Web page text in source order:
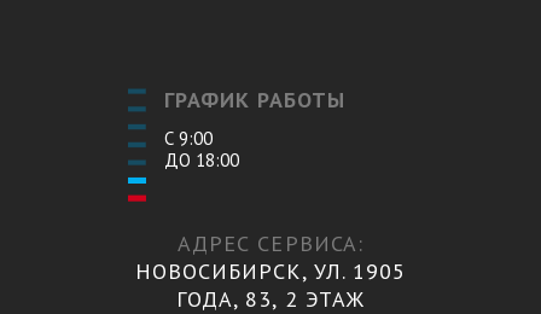
ГРАФИК РАБОТЫ
С 9:00
ДО 18:00
АДРЕС СЕРВИСА:
НОВОСИБИРСК, УЛ. 1905
ГОДА, 83, 2 ЭТАЖ